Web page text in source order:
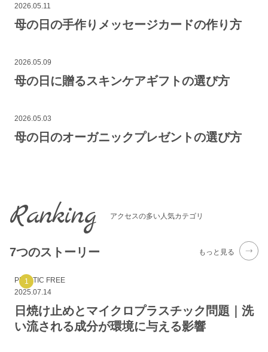
2026.05.11
母の日の手作りメッセージカードの作り方
2026.05.09
母の日に贈るスキンケアギフトの選び方
2026.05.03
母の日のオーガニックプレゼントの選び方
Ranking アクセスの多い人気カテゴリ
7つのストーリー もっと見る
PLASTIC FREE
2025.07.14
日焼け止めとマイクロプラスチック問題｜洗
い流される成分が環境に与える影響